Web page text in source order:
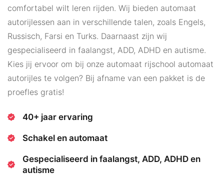
comfortabel wilt leren rijden. Wij bieden automaat
autorijlessen aan in verschillende talen, zoals Engels,
Russisch, Farsi en Turks. Daarnaast zijn wij
gespecialiseerd in faalangst, ADD, ADHD en autisme.
Kies jij ervoor om bij onze automaat rijschool automaat
autorijles te volgen? Bij afname van een pakket is de
proefles gratis!
40+ jaar ervaring
Schakel en automaat
Gespecialiseerd in faalangst, ADD, ADHD en
autisme